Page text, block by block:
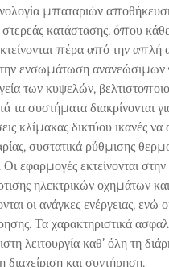
μπαταριών
κατάστασης, όπου
πέρα από την
ενσωμάτωση
των κυψελών,
συστήματα διακρίνονται
κλίμακας δικτύου ικανές
συστατικά ρύθμισης
εφαρμογές εκτείνονται
ηλεκτρικών οχημάτων
οι ανάγκες ενέργειας,
Τα χαρακτηριστικά
λειτουργία καθ’ όλη τη
διαχείριση και συντήρηση.